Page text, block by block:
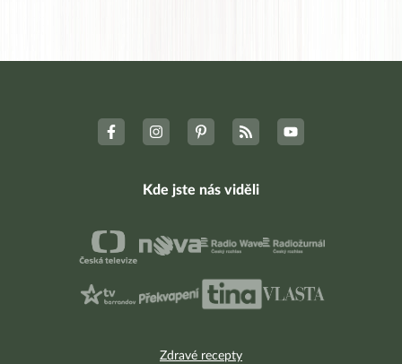
Zdravé recepty
Kde jste nás viděli